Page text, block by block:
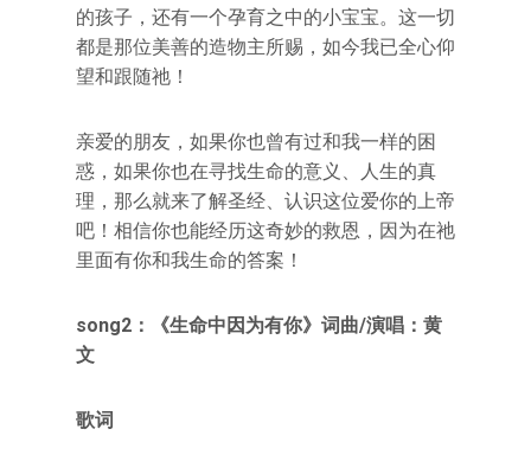
的孩子，还有一个孕育之中的小宝宝。这一切
都是那位美善的造物主所赐，如今我已全心仰
望和跟随祂！
亲爱的朋友，如果你也曾有过和我一样的困
惑，如果你也在寻找生命的意义、人生的真
理，那么就来了解圣经、认识这位爱你的上帝
吧！相信你也能经历这奇妙的救恩，因为在祂
里面有你和我生命的答案！
song2：《生命中因为有你》 词曲/演唱：黄
文
歌词